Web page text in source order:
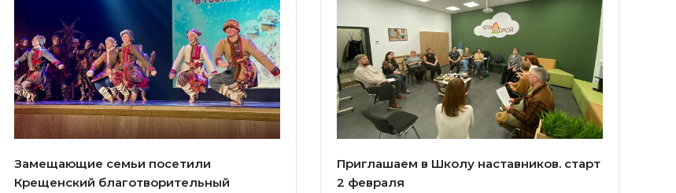
Замещающие семьи посетили
Крещенский благотворительный
Приглашаем в Школу наставников. старт
2 февраля